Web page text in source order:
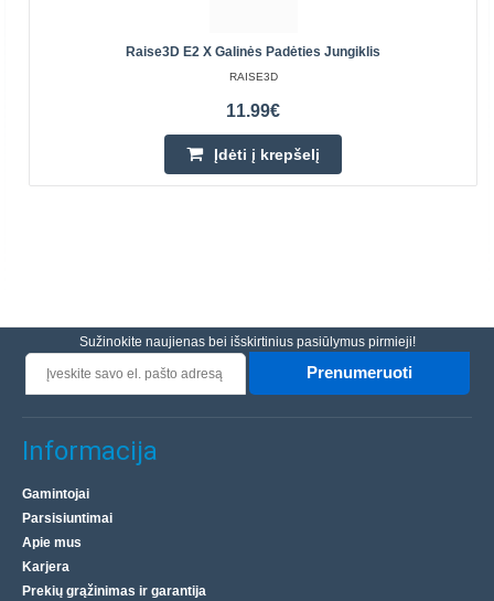
Raise3D E2 X Galinės Padėties Jungiklis
RAISE3D
11.99€
Įdėti į krepšelį
Sužinokite naujienas bei išskirtinius pasiūlymus pirmieji!
Prenumeruoti
Informacija
Gamintojai
Parsisiuntimai
Apie mus
Karjera
Prekių grąžinimas ir garantija